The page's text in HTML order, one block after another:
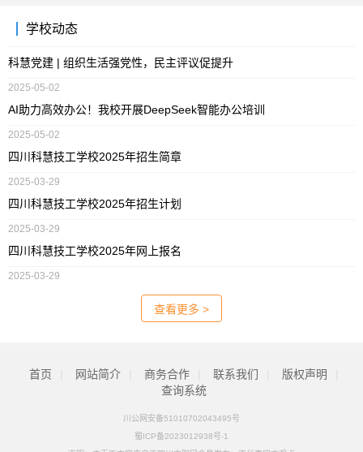
学校动态
科慧党建 | 组织生活强党性，民主评议促提升
2025-05-02
AI助力高效办公！我校开展DeepSeek智能办公培训
2025-05-02
四川科慧技工学校2025年招生简章
2025-03-29
四川科慧技工学校2025年招生计划
2025-03-29
四川科慧技工学校2025年网上报名
2025-03-29
查看更多 >
首页 网站简介 商务合作 联系我们 版权声明
查询系统
川公网安备51010702043495号
蜀ICP备2023012938号-1